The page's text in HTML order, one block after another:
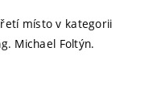
místo v kategorii
Michael Foltýn.